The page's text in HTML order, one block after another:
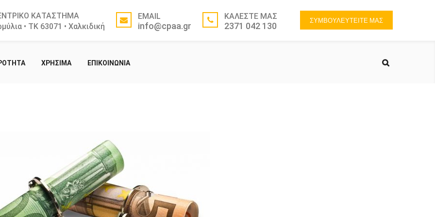
ΣΥΜΒΟΥΛΕΥΤΕΙΤΕ ΜΑΣ
ΚΑΤΑΣΤΗΜΑ
• ΤΚ 63071 • Χαλκιδική
EMAIL
info@cpaa.gr
ΚΑΛΕΣΤΕ ΜΑΣ
2371 042 130
ΧΡΗΣΙΜΑ ΕΠΙΚΟΙΝΩΝΙΑ